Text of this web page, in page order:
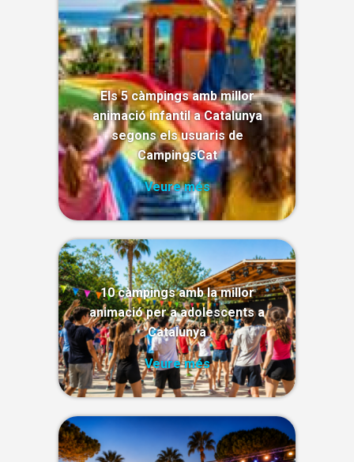
Els 5 càmpings amb millor
animació infantil a Catalunya
segons els usuaris de
CampingsCat
Veure més
10 càmpings amb la millor
animació per a adolescents a
Catalunya
Veure més